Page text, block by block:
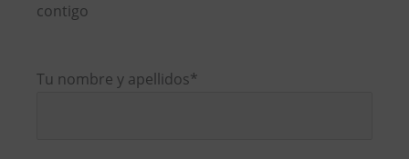
contigo
Tu nombre y apellidos*